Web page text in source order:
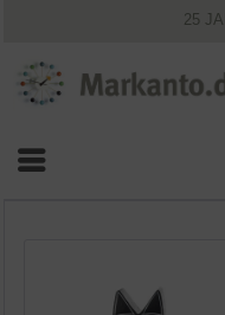
25
VIELFÄLTIGE